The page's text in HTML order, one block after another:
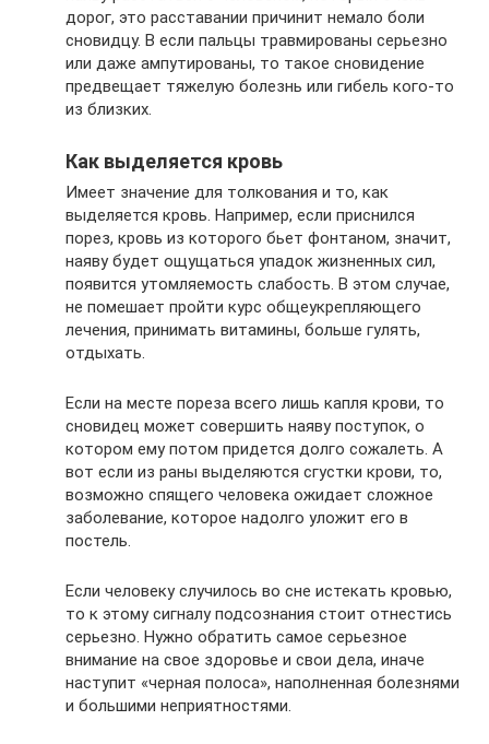
дорог, это расставании причинит немало боли
сновидцу. В если пальцы травмированы серьезно
или даже ампутированы, то такое сновидение
предвещает тяжелую болезнь или гибель кого-то
из близких.
Как выделяется кровь
Имеет значение для толкования и то, как
выделяется кровь. Например, если приснился
порез, кровь из которого бьет фонтаном, значит,
наяву будет ощущаться упадок жизненных сил,
появится утомляемость слабость. В этом случае,
не помешает пройти курс общеукрепляющего
лечения, принимать витамины, больше гулять,
отдыхать.
Если на месте пореза всего лишь капля крови, то
сновидец может совершить наяву поступок, о
котором ему потом придется долго сожалеть. А
вот если из раны выделяются сгустки крови, то,
возможно спящего человека ожидает сложное
заболевание, которое надолго уложит его в
постель.
Если человеку случилось во сне истекать кровью,
то к этому сигналу подсознания стоит отнестись
серьезно. Нужно обратить самое серьезное
внимание на свое здоровье и свои дела, иначе
наступит «черная полоса», наполненная болезнями
и большими неприятностями.